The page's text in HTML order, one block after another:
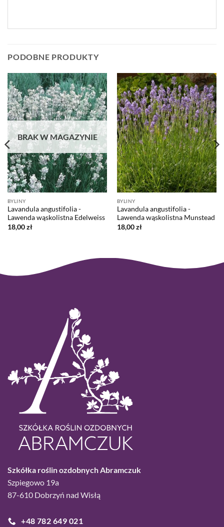
PODOBNE PRODUKTY
BRAK W MAGAZYNIE
BYLINY
Lavandula angustifolia -
Lawenda wąskolistna Edelweiss
18,00zł
BYLINY
Lavandula angustifolia -
Lawenda wąskolistna Munstead
18,00zł
Szkółka roślin ozdobnych Abramczuk
Szpiegowo 19a
87-610 Dobrzyń nad Wisłą
+48 782 649 021